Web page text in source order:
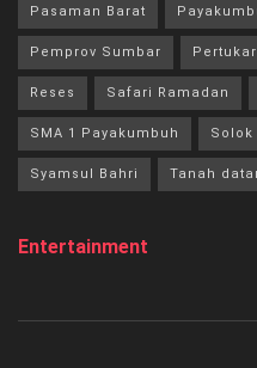
Pasaman Barat
Pemprov Sumbar
Reses Safari Ramadan
SMA 1 Payakumbuh Solok
Syamsul Bahri Tanah
Entertainment